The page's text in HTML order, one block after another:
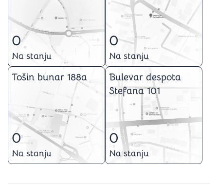
0
Na stanju
0
Na stanju
Tošin bunar 188a
0
Na stanju
Bulevar despota
Stefana 101
0
Na stanju